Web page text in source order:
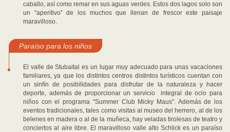
caballo, así como remar en sus aguas verdes. Estos dos lagos solo son
un “aperitivo” de los muchos que llenan de frescor este paisaje
maravilloso.
Paraíso para los niños
El valle de Stubaital es un lugar muy adecuado para unas vacaciones
familiares, ya que los distintos centros distintos turísticos cuentan con
un sinfín de posibilidades para disfrutar de la naturaleza y hacer
deporte, además de proporcionar un servicio integral de ocio para
niños con el programa "Summer Club Micky Maus". Además de los
eventos tradicionales, tales como visitas al museo del herrero, al de los
belenes en madera o al de la muñeca, hay veladas tirolesas de teatro y
conciertos al aire libre. El maravilloso valle alto Schlick es un paraíso